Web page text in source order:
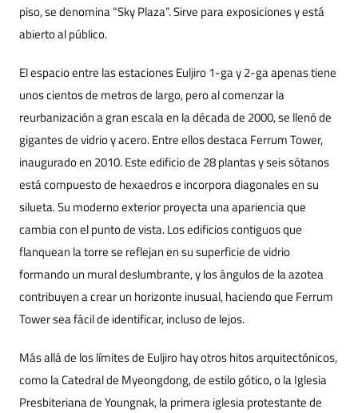
piso, se denomina “Sky Plaza”. Sirve para exposiciones y está
abierto al público.
El espacio entre las estaciones Euljiro 1-ga y 2-ga apenas tiene
unos cientos de metros de largo, pero al comenzar la
reurbanización a gran escala en la década de 2000, se llenó de
gigantes de vidrio y acero. Entre ellos destaca Ferrum Tower,
inaugurado en 2010. Este edificio de 28 plantas y seis sótanos
está compuesto de hexaedros e incorpora diagonales en su
silueta. Su moderno exterior proyecta una apariencia que
cambia con el punto de vista. Los edificios contiguos que
flanquean la torre se reflejan en su superficie de vidrio
formando un mural deslumbrante, y los ángulos de la azotea
contribuyen a crear un horizonte inusual, haciendo que Ferrum
Tower sea fácil de identificar, incluso de lejos.
Más allá de los límites de Euljiro hay otros hitos arquitectónicos,
como la Catedral de Myeongdong, de estilo gótico, o la Iglesia
Presbiteriana de Youngnak, la primera iglesia protestante de